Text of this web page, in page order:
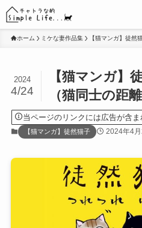
ホーム ミケな妻作品集 【猫マンガ】徒然
【猫マンガ】
（猫同士の距
2024
4/24
当ページのリンクには広告が含ま
【猫マンガ】徒然猫子 2024年4